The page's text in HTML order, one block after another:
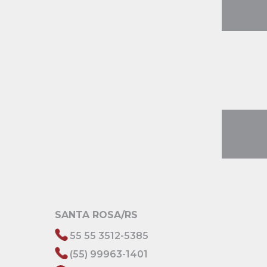
SANTA ROSA/RS
55 55 3512-5385
(55) 99963-1401